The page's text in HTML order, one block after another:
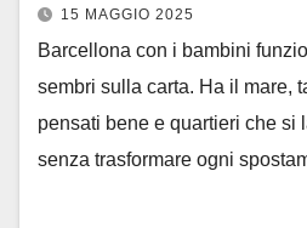
15 MAGGIO 2025
Barcellona con i bambini
sembri sulla carta. Ha il mare,
pensati bene e quartieri che si
senza trasformare ogni